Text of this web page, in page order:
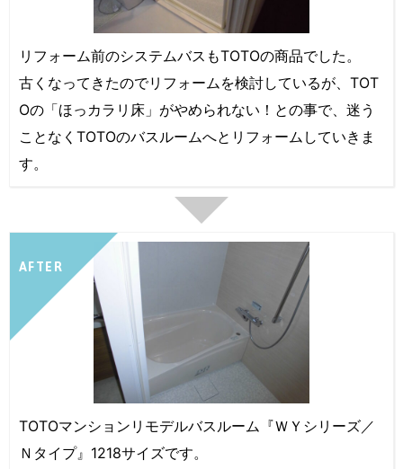
リフォーム前のシステムバスもTOTOの商品でした。
古くなってきたのでリフォームを検討しているが、TOT
Oの「ほっカラリ床」がやめられない！との事で、迷う
ことなくTOTOのバスルームへとリフォームしていきま
す。
AFTER
TOTOマンションリモデルバスルーム『ＷＹシリーズ／
Ｎタイプ』1218サイズです。